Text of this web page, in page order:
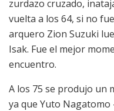
zurdazo cruzado,
vuelta a los 64, si no
arquero Zion Suzuki
Isak. Fue el mejor
encuentro.
A los 75 se produjo un
ya que Yuto Nagatomo